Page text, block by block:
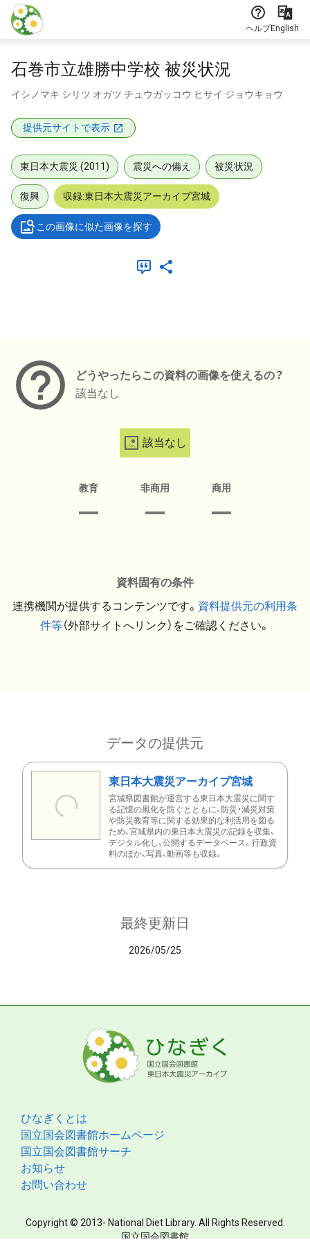
本文に飛ぶ
ヘルプEnglish
石巻市立雄勝中学校 被災状況
イシノマキ シリツ オガツ チュウガッコウ ヒサイ ジョウキョウ
提供元サイトで表示
東日本大震災 (2011) 震災への備え 被災状況
復興 収録:東日本大震災アーカイブ宮城
この画像に似た画像を探す
どうやったらこの資料の画像を使えるの？
該当なし
該当なし
教育 非商用 商用
資料固有の条件
連携機関が提供するコンテンツです。 資料提供元の利用条
件等（外部サイトへリンク）をご確認ください。
データの提供元
東日本大震災アーカイブ宮城
宮城県図書館が運営する東日本大震災に関す
る記憶の風化を防ぐとともに、防災・減災対策
や防災教育等に関する効果的な利活用を図る
ため、宮城県内の東日本大震災の記録を収集、
デジタル化し、公開するデータベース。行政資
料のほか、写真、動画等も収録。
最終更新日
2026/05/25
ひなぎくとは
国立国会図書館ホームページ
国立国会図書館サーチ
お知らせ
お問い合わせ
Copyright © 2013- National Diet Library. All Rights Reserved.